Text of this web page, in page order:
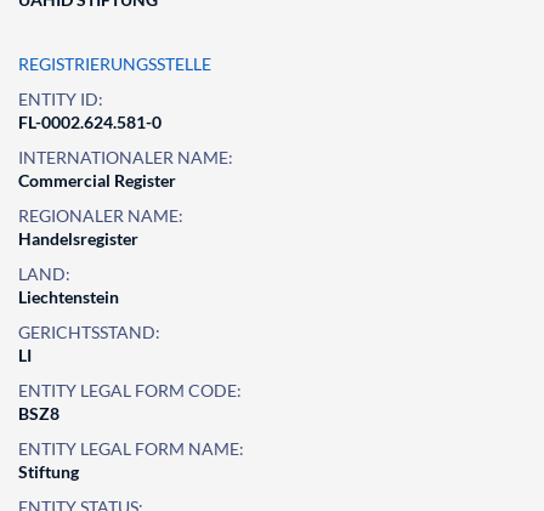
REGISTRIERUNGSSTELLE
ENTITY ID:
FL-0002.624.581-0
INTERNATIONALER NAME:
Commercial Register
REGIONALER NAME:
Handelsregister
LAND:
Liechtenstein
GERICHTSSTAND:
LI
ENTITY LEGAL FORM CODE:
BSZ8
ENTITY LEGAL FORM NAME:
Stiftung
ENTITY STATUS: